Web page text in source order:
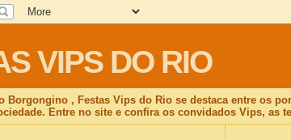
VIPS DO RIO
Borgongino , Festas Vips do Rio se destaca entre os
Entre no site e confira os convidados Vips, as